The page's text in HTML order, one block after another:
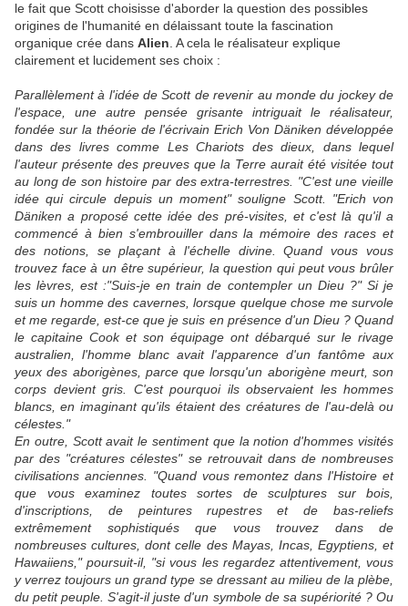
le fait que Scott choisisse d'aborder la question des possibles
origines de l'humanité en délaissant toute la fascination
organique crée dans Alien . A cela le réalisateur explique
clairement et lucidement ses choix :
Parallèlement à l'idée de Scott de revenir au monde du jockey de
l'espace, une autre pensée grisante intriguait le réalisateur,
fondée sur la théorie de l'écrivain Erich Von Däniken développée
dans des livres comme Les Chariots des dieux, dans lequel
l'auteur présente des preuves que la Terre aurait été visitée tout
au long de son histoire par des extra-terrestres. "C'est une vieille
idée qui circule depuis un moment" souligne Scott. "Erich von
Däniken a proposé cette idée des pré-visites, et c'est là qu'il a
commencé à bien s'embrouiller dans la mémoire des races et
des notions, se plaçant à l'échelle divine. Quand vous vous
trouvez face à un être supérieur, la question qui peut vous brûler
les lèvres, est :"Suis-je en train de contempler un Dieu ?" Si je
suis un homme des cavernes, lorsque quelque chose me survole
et me regarde, est-ce que je suis en présence d'un Dieu ? Quand
le capitaine Cook et son équipage ont débarqué sur le rivage
australien, l'homme blanc avait l'apparence d'un fantôme aux
yeux des aborigènes, parce que lorsqu'un aborigène meurt, son
corps devient gris. C'est pourquoi ils observaient les hommes
blancs, en imaginant qu'ils étaient des créatures de l'au-delà ou
célestes."
En outre, Scott avait le sentiment que la notion d'hommes visités
par des "créatures célestes" se retrouvait dans de nombreuses
civilisations anciennes. "Quand vous remontez dans l'Histoire et
que vous examinez toutes sortes de sculptures sur bois,
d'inscriptions, de peintures rupestres et de bas-reliefs
extrêmement sophistiqués que vous trouvez dans de
nombreuses cultures, dont celle des Mayas, Incas, Egyptiens, et
Hawaiiens," poursuit-il, "si vous les regardez attentivement, vous
y verrez toujours un grand type se dressant au milieu de la plèbe,
du petit peuple. S'agit-il juste d'un symbole de sa supériorité ? Ou